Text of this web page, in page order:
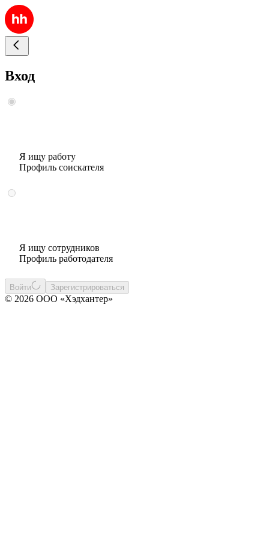
Вход
Я ищу работу
Профиль соискателя
Я ищу сотрудников
Профиль работодателя
Войти Зарегистрироваться
© 2026 ООО «Хэдхантер»